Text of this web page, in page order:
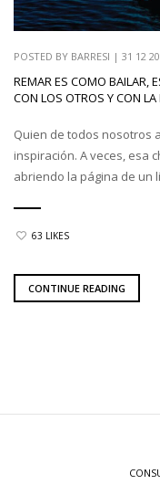
POSTED BY BARRESI | 31 12
REMAR ES COMO BAILAR,
CON LOS OTROS Y CON LA
Quien de todos nosotros
inspiración. A veces, esa
abriendo la página de un
63 LIKES
CONTINUE READING